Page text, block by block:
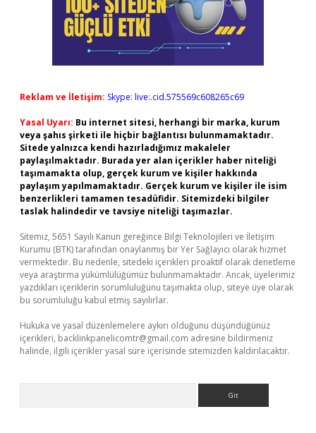
Reklam ve İletişim: Skype: live:.cid.575569c608265c69
Yasal Uyarı: Bu internet sitesi, herhangi bir marka, kurum
veya şahıs şirketi ile hiçbir bağlantısı bulunmamaktadır.
Sitede yalnızca kendi hazırladığımız makaleler
paylaşılmaktadır. Burada yer alan içerikler haber niteliği
taşımamakta olup, gerçek kurum ve kişiler hakkında
paylaşım yapılmamaktadır. Gerçek kurum ve kişiler ile isim
benzerlikleri tamamen tesadüfidir. Sitemizdeki bilgiler
taslak halindedir ve tavsiye niteliği taşımazlar.
Sitemiz, 5651 Sayılı Kanun gereğince Bilgi Teknolojileri ve İletişim
Kurumu (BTK) tarafından onaylanmış bir Yer Sağlayıcı olarak hizmet
vermektedir. Bu nedenle, sitedeki içerikleri proaktif olarak denetleme
veya araştırma yükümlülüğümüz bulunmamaktadır. Ancak, üyelerimiz
yazdıkları içeriklerin sorumluluğunu taşımakta olup, siteye üye olarak
bu sorumluluğu kabul etmiş sayılırlar.
Hukuka ve yasal düzenlemelere aykırı olduğunu düşündüğünüz
içerikleri, backlinkpanelicomtr@gmail.com adresine bildirmeniz
halinde, ilgili içerikler yasal süre içerisinde sitemizden kaldırılacaktır.